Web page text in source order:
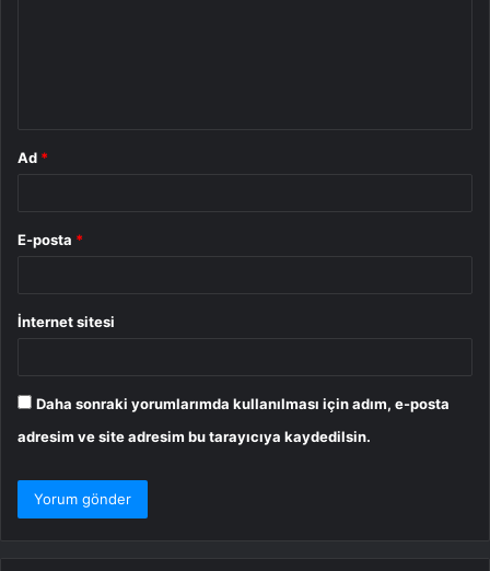
Ad *
E-posta *
İnternet sitesi
Daha sonraki yorumlarımda kullanılması için adım, e-posta
adresim ve site adresim bu tarayıcıya kaydedilsin.